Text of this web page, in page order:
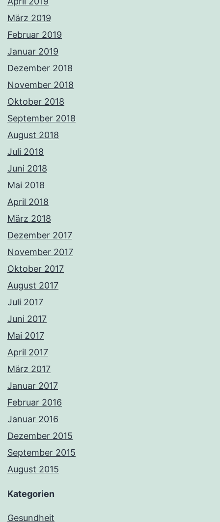
März 2019
Februar 2019
Januar 2019
Dezember 2018
November 2018
Oktober 2018
September 2018
August 2018
Juli 2018
Juni 2018
Mai 2018
April 2018
März 2018
Dezember 2017
November 2017
Oktober 2017
August 2017
Juli 2017
Juni 2017
Mai 2017
April 2017
März 2017
Januar 2017
Februar 2016
Januar 2016
Dezember 2015
September 2015
August 2015
Kategorien
Gesundheit